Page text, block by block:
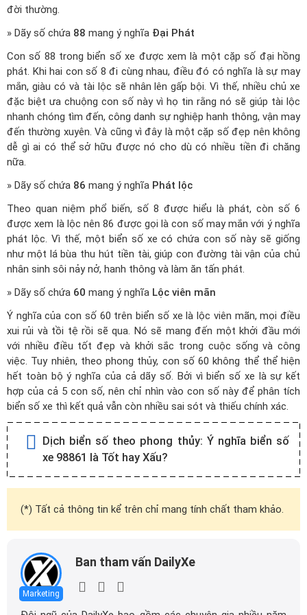
đời thường.
» Dãy số chứa 88 mang ý nghĩa Đại Phát
Con số 88 trong biển số xe được xem là một cặp số đại hồng
phát. Khi hai con số 8 đi cùng nhau, điều đó có nghĩa là sự may
mắn, giàu có và tài lộc sẽ nhân lên gấp bội. Vì thế, nhiều chủ xe
đặc biệt ưa chuộng con số này vì họ tin rằng nó sẽ giúp tài lộc
nhanh chóng tìm đến, công danh sự nghiệp hanh thông, vận may
đến thường xuyên. Và cũng vì đây là một cặp số đẹp nên không
dễ gì ai có thể sở hữu được nó cho dù có nhiều tiền đi chăng
nữa.
» Dãy số chứa 86 mang ý nghĩa Phát lộc
Theo quan niệm phổ biến, số 8 được hiểu là phát, còn số 6
được xem là lộc nên 86 được gọi là con số may mắn với ý nghĩa
phát lộc. Vì thế, một biển số xe có chứa con số này sẽ giống
như một lá bùa thu hút tiền tài, giúp con đường tài vận của chủ
nhân sinh sôi nảy nở, hanh thông và làm ăn tấn phát.
» Dãy số chứa 60 mang ý nghĩa Lộc viên mãn
Ý nghĩa của con số 60 trên biển số xe là lộc viên mãn, mọi điều
xui rủi và tồi tệ rồi sẽ qua. Nó sẽ mang đến một khởi đầu mới
với nhiều điều tốt đẹp và khởi sắc trong cuộc sống và công
việc. Tuy nhiên, theo phong thủy, con số 60 không thể thể hiện
hết toàn bộ ý nghĩa của cả dãy số. Bởi vì biển số xe là sự kết
hợp của cả 5 con số, nên chỉ nhìn vào con số này để phân tích
biển số xe thì kết quả vẫn còn nhiều sai sót và thiếu chính xác.
Dịch biển số theo phong thủy: Ý nghĩa biển số
xe 98861 là Tốt hay Xấu?
(*) Tất cả thông tin kể trên chỉ mang tính chất tham khảo.
Marketing
Ban tham vấn DailyXe